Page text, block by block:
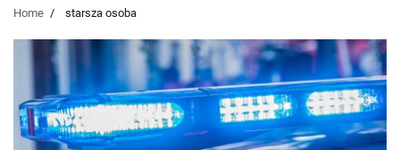
Home starsza osoba